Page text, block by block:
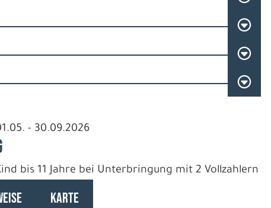
- 30.09.2026
bis 11 Jahre bei Unterbringung mit 2 Vollzahlern
KARTE